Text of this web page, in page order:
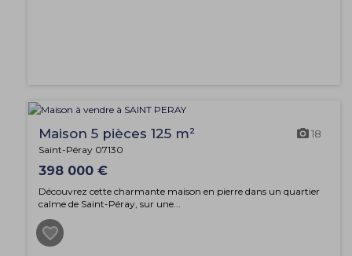
Maison 5 pièces 125 m² 18
Saint-Péray 07130
398 000 €
Découvrez cette charmante maison en pierre dans un quartier
calme de Saint-Péray, sur une...